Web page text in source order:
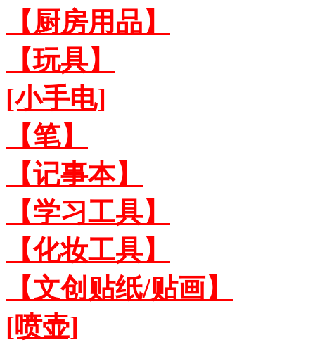
【厨房用品】
【玩具】
[小手电]
【笔】
【记事本】
【学习工具】
【化妆工具】
【文创贴纸/贴画】
[喷壶]